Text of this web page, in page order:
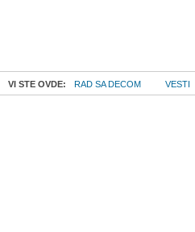
VI STE OVDE: RAD SA DECOM VESTI